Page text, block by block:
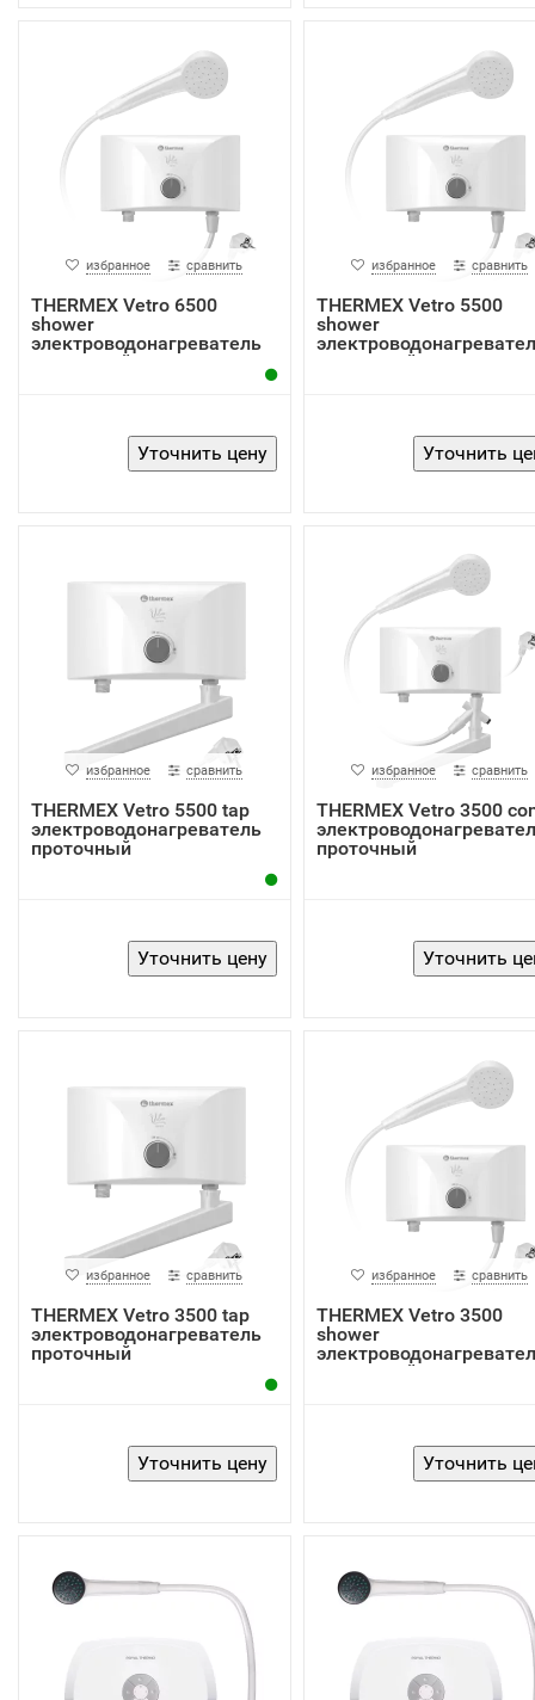
избранное сравнить
THERMEX Vetro 6500
shower
электроводонагреватель
проточный
избранное сравнить
THERMEX Vetro 5500
shower
проточный
избранное сравнить
THERMEX Vetro 5500 tap
электроводонагреватель
проточный
избранное сравнить
THERMEX Vetro 3500
проточный
избранное сравнить
THERMEX Vetro 3500 tap
электроводонагреватель
проточный
избранное сравнить
THERMEX Vetro 3500
shower
проточный